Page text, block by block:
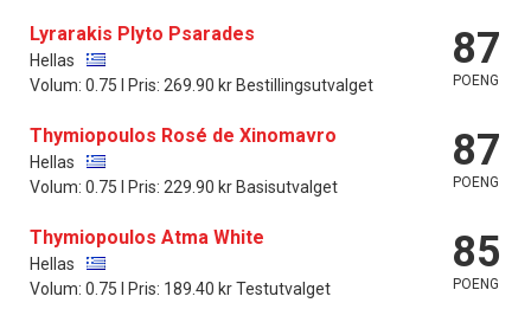
Lyrarakis Plyto Psarades
Hellas
Volum: 0.75 l Pris: 269.90 kr Bestillingsutvalget
87
POENG
Thymiopoulos Rosé de Xinomavro
Hellas
Volum: 0.75 l Pris: 229.90 kr Basisutvalget
87
POENG
Thymiopoulos Atma White
Hellas
Volum: 0.75 l Pris: 189.40 kr Testutvalget
85
POENG